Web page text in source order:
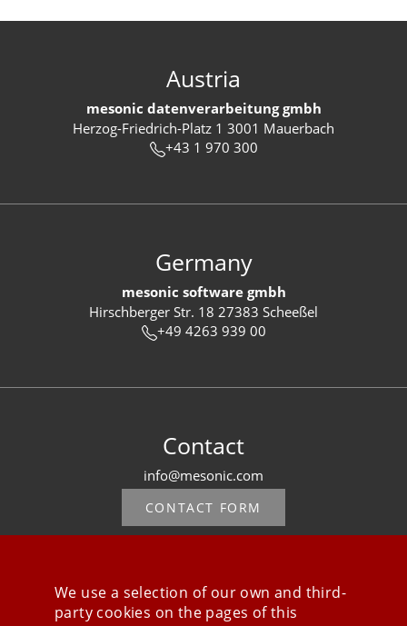
Austria
mesonic datenverarbeitung gmbh
Herzog-Friedrich-Platz 1 3001 Mauerbach
+43 1 970 300
Germany
mesonic software gmbh
Hirschberger Str. 18 27383 Scheeßel
+49 4263 939 00
Contact
info@mesonic.com
CONTACT FORM
We use a selection of our own and third-
party cookies on the pages of this